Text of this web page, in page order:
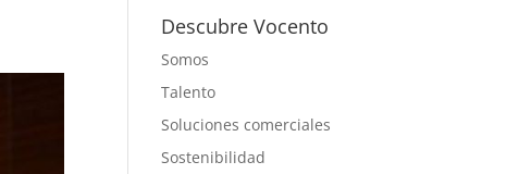
Descubre Vocento
Somos
Talento
Soluciones comerciales
Sostenibilidad